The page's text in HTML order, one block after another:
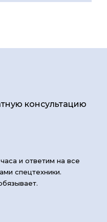
консультацию
и ответим на все
спецтехники.